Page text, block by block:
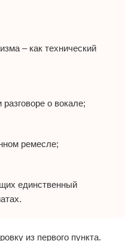
– как технический
о вокале;
ремесле;
единственный
из первого пункта.